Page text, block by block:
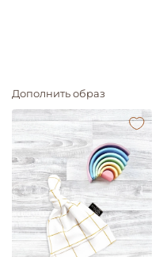
Дополнить образ